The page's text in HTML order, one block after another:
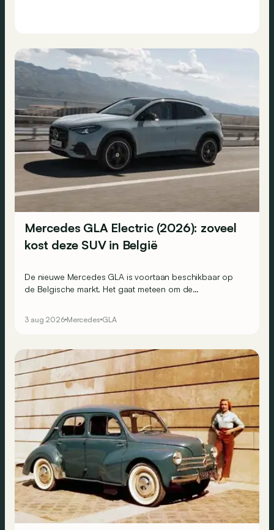
Mercedes GLA Electric (2026): zoveel
kost deze SUV in België
De nieuwe Mercedes GLA is voortaan beschikbaar op
de Belgische markt. Het gaat meteen om de
3 aug 2026 Mercedes GLA